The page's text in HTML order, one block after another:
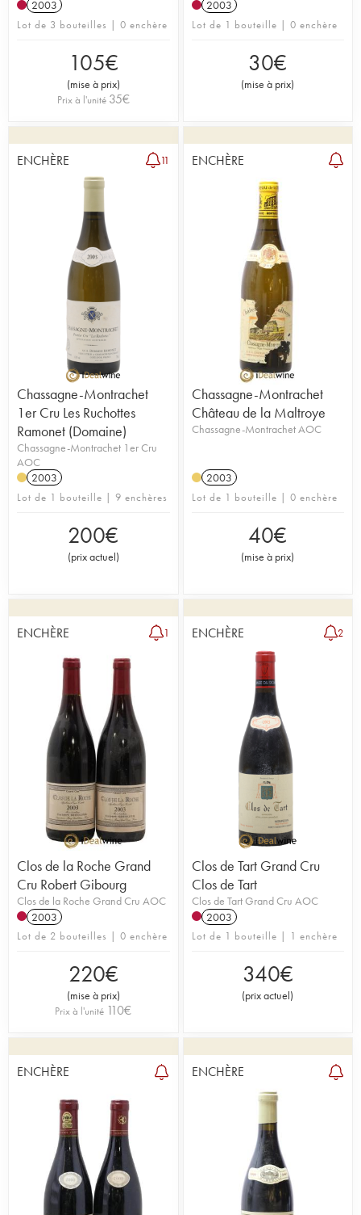
2003
Lot de 3 bouteilles | 0 enchère
105€
(mise à prix)
Prix à l'unité 35€
2003
Lot de 1 bouteille | 0 enchère
30€
(mise à prix)
ENCHÈRE 11
Chassagne-Montrachet
1er Cru Les Ruchottes
Ramonet (Domaine)
Chassagne-Montrachet 1er Cru
AOC
2003
Lot de 1 bouteille | 9 enchères
200€
(prix actuel)
ENCHÈRE
Chassagne-Montrachet
Château de la Maltroye
Chassagne-Montrachet AOC
2003
Lot de 1 bouteille | 0 enchère
40€
(mise à prix)
ENCHÈRE 1
Clos de la Roche Grand
Cru Robert Gibourg
Clos de la Roche Grand Cru AOC
2003
Lot de 2 bouteilles | 0 enchère
220€
(mise à prix)
Prix à l'unité 110€
ENCHÈRE 2
Clos de Tart Grand Cru
Clos de Tart
Clos de Tart Grand Cru AOC
2003
Lot de 1 bouteille | 1 enchère
340€
(prix actuel)
ENCHÈRE ENCHÈRE